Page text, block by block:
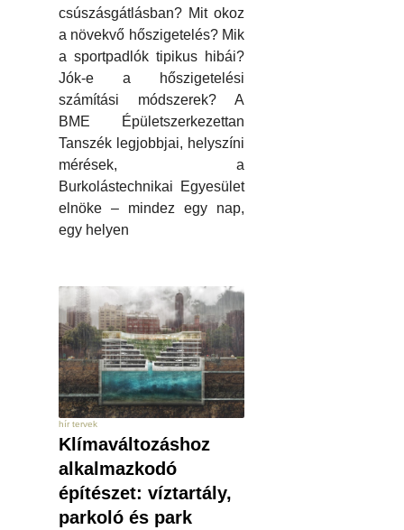
csúszásgátlásban? Mit okoz
a növekvő hőszigetelés? Mik
a sportpadlók tipikus hibái?
Jók-e a hőszigetelési
számítási módszerek? A
BME Épületszerkezettan
Tanszék legjobbjai, helyszíni
mérések, a
Burkolástechnikai Egyesület
elnöke – mindez egy nap,
egy helyen
hír tervek
Klímaváltozáshoz
alkalmazkodó
építészet: víztartály,
parkoló és park